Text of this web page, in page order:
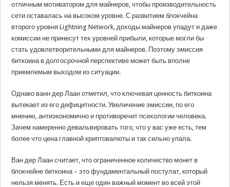
отличным мотиватором для майнеров, чтобы производительность
сети оставалась на высоком уровне. С развитием блокчейна
второго уровня Lightning Network, доходы майнеров упадут и даже
комиссии не принесут тех уровней прибыли, которые могли бы
стать удовлетворительными для майнеров. Поэтому эмиссия
биткоина в долгосрочной перспективе может быть вполне
приемлемым выходом из ситуации.
Однако ванн дер Лаан отметил, что ключевая ценность биткоина
вытекает из его дефицитности. Увеличение эмиссии, по его
мнению, антиэкономично и противоречит психологии человека.
Зачем намеренно девальвировать того, что у вас уже есть, тем
более что цена главной криптовалюты и так сильно упала.
Ван дер Лаан считает, что ограниченное количество монет в
блокчейне биткоина – это фундаментальный постулат, который
нельзя менять. Есть и еще один важный момент во всей этой